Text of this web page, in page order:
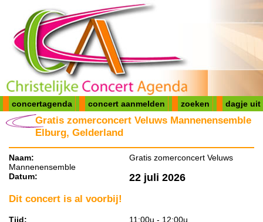
concertagenda concert aanmelden zoeken dagje uit
Gratis zomerconcert Veluws Mannenensemble
Elburg, Gelderland
Naam:
Gratis zomerconcert Veluws
Mannenensemble
Datum:
22 juli 2026
Dit concert is al voorbij!
Tijd: 11:00u - 12:00u